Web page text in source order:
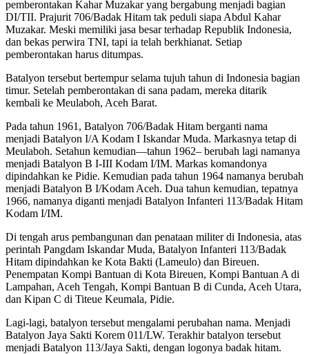
pemberontakan Kahar Muzakar yang bergabung menjadi bagian
DI/TII. Prajurit 706/Badak Hitam tak peduli siapa Abdul Kahar
Muzakar. Meski memiliki jasa besar terhadap Republik Indonesia,
dan bekas perwira TNI, tapi ia telah berkhianat. Setiap
pemberontakan harus ditumpas.
Batalyon tersebut bertempur selama tujuh tahun di Indonesia bagian
timur. Setelah pemberontakan di sana padam, mereka ditarik
kembali ke Meulaboh, Aceh Barat.
Pada tahun 1961, Batalyon 706/Badak Hitam berganti nama
menjadi Batalyon I/A Kodam I Iskandar Muda. Markasnya tetap di
Meulaboh. Setahun kemudian—tahun 1962– berubah lagi namanya
menjadi Batalyon B I-III Kodam I/IM. Markas komandonya
dipindahkan ke Pidie. Kemudian pada tahun 1964 namanya berubah
menjadi Batalyon B I/Kodam Aceh. Dua tahun kemudian, tepatnya
1966, namanya diganti menjadi Batalyon Infanteri 113/Badak Hitam
Kodam I/IM.
Di tengah arus pembangunan dan penataan militer di Indonesia, atas
perintah Pangdam Iskandar Muda, Batalyon Infanteri 113/Badak
Hitam dipindahkan ke Kota Bakti (Lameulo) dan Bireuen.
Penempatan Kompi Bantuan di Kota Bireuen, Kompi Bantuan A di
Lampahan, Aceh Tengah, Kompi Bantuan B di Cunda, Aceh Utara,
dan Kipan C di Titeue Keumala, Pidie.
Lagi-lagi, batalyon tersebut mengalami perubahan nama. Menjadi
Batalyon Jaya Sakti Korem 011/LW. Terakhir batalyon tersebut
menjadi Batalyon 113/Jaya Sakti, dengan logonya badak hitam.